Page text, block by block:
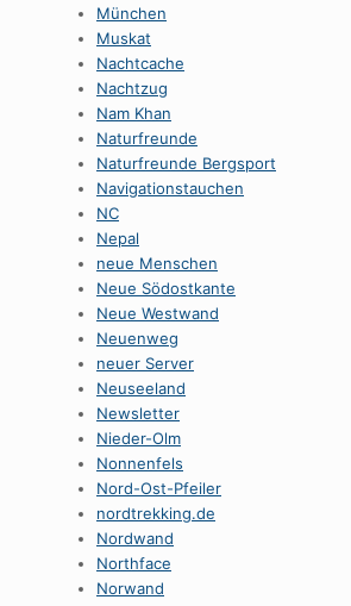
München
Muskat
Nachtcache
Nachtzug
Nam Khan
Naturfreunde
Naturfreunde Bergsport
Navigationstauchen
NC
Nepal
neue Menschen
Neue Södostkante
Neue Westwand
Neuenweg
neuer Server
Neuseeland
Newsletter
Nieder-Olm
Nonnenfels
Nord-Ost-Pfeiler
nordtrekking.de
Nordwand
Northface
Norwand